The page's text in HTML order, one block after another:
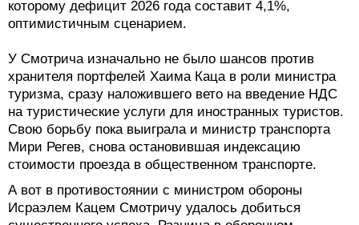
которому дефицит 2026 года составит 4,1%,
оптимистичным сценарием.
У Смотрича изначально не было шансов против
хранителя портфелей Хаима Каца в роли министра
туризма, сразу наложившего вето на введение НДС
на туристические услуги для иностранных туристов.
Свою борьбу пока выиграла и министр транспорта
Мири Регев, снова остановившая индексацию
стоимости проезда в общественном транспорте.
А вот в противостоянии с министром обороны
Исраэлем Кацем Смотричу удалось добиться